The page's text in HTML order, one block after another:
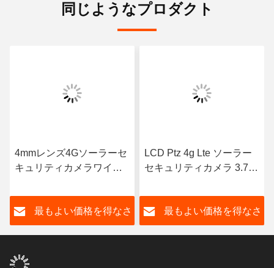
同じようなプロダクト
4mmレンズ4Gソーラーセ
キュリティカメラワイヤ
モノラルソーラーパネル
最もよい価格を得なさ
LCD Ptz 4g Lte ソーラー
セキュリティカメラ 3.7V
最もよい価格を得なさ